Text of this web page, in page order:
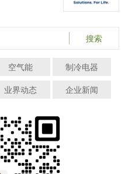
搜索
空气能
制冷电器
业界动态 企业新闻